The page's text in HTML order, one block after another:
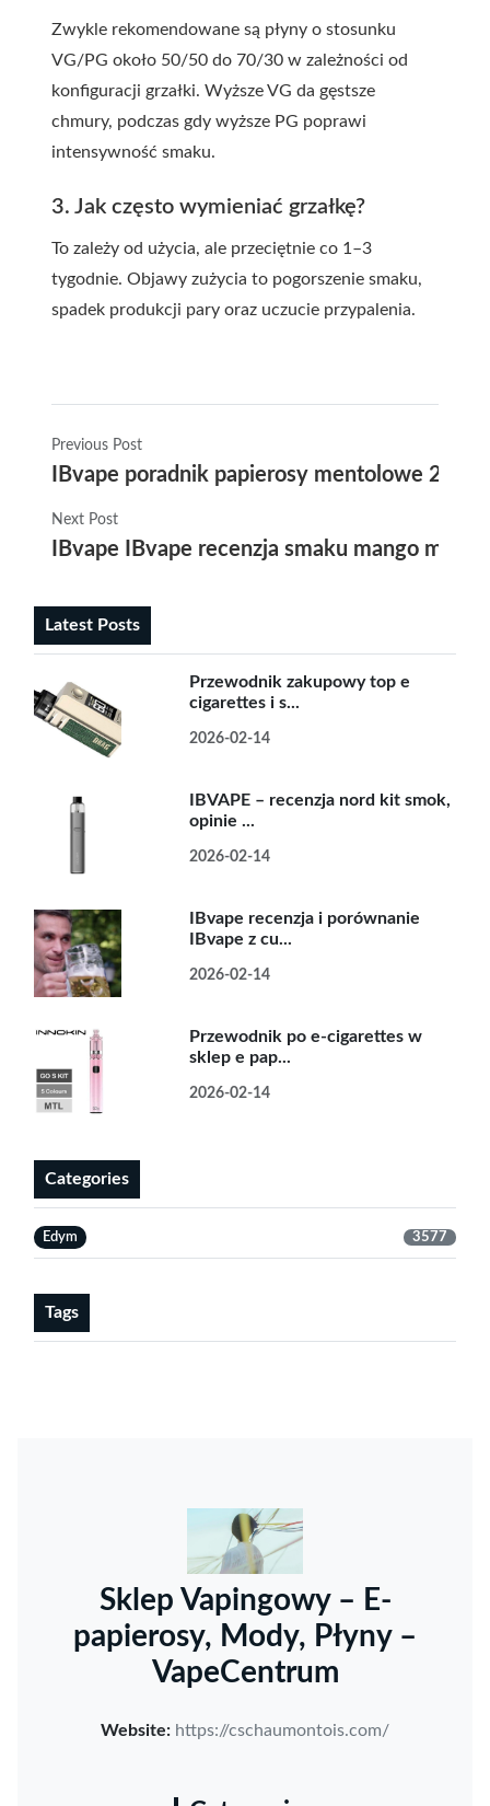
Zwykle rekomendowane są płyny o stosunku
VG/PG około 50/50 do 70/30 w zależności od
konfiguracji grzałki. Wyższe VG da gęstsze
chmury, podczas gdy wyższe PG poprawi
intensywność smaku.
3. Jak często wymieniać grzałkę?
To zależy od użycia, ale przeciętnie co 1–3
tygodnie. Objawy zużycia to pogorszenie smaku,
spadek produkcji pary oraz uczucie przypalenia.
Previous Post
IBvape poradnik papierosy mentolowe
Next Post
IBvape IBvape recenzja smaku mango
Latest Posts
Przewodnik zakupowy top e
cigarettes i s...
2026-02-14
IBVAPE – recenzja nord kit smok,
opinie ...
2026-02-14
IBvape recenzja i porównanie
IBvape z cu...
2026-02-14
Przewodnik po e-cigarettes w
sklep e pap...
2026-02-14
Categories
Edym 3577
Tags
Sklep Vapingowy – E-
papierosy, Mody, Płyny –
VapeCentrum
Website: https://cschaumontois.com/